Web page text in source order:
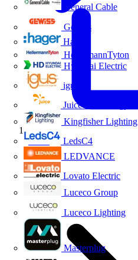
General Cable
Gewiss
Hager
HellermannTyton
Hyundai Electric
igus
Juice Technology
Kingfisher Lighting
LedsC4
LEDVANCE
Lovato Electric
Luceco Group
Luceco Lighting
Masterplug
Inicio